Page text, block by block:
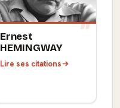
Ernest
HEMINGWAY
Lire ses citations